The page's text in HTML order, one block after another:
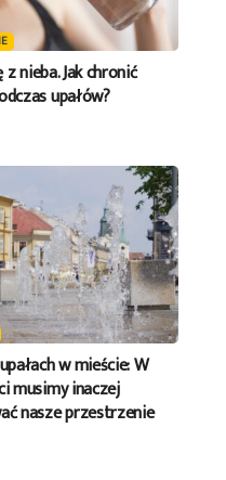
nieba. Jak chronić
upałów?
w mieście: W
musimy inaczej
nasze przestrzenie